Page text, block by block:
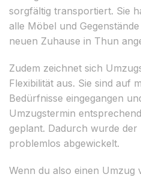
sorgfältig transportiert. Sie
alle Möbel und
neuen Zuhause in Thun
Zudem zeichnet sich
Flexibilität aus. Sie sind auf
Bedürfnisse eingegangen
Umzugstermin
geplant. Dadurch wurde
problemlos abgewickelt.
Wenn du also einen